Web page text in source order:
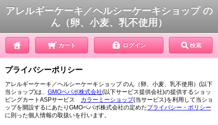
アレルギーケーキ／ヘルシーケーキショップ の
ん（卵、小麦、乳不使用）
カート ログイン 検索
プライバシーポリシー
アレルギーケーキ／ヘルシーケーキショップ のん（卵、小麦、乳不使用）(以下
当ショップ)は、 GMOペパボ株式会社(以下サービス提供会社)の提供するショッ
ピングカートASPサービス カラーミーショップ(当サービス)を利用して当ショ
ップを開設するにあたりGMOペパボ株式会社の定めたプライバシー・ポリシー
に則った個人情報の取扱いを行います。